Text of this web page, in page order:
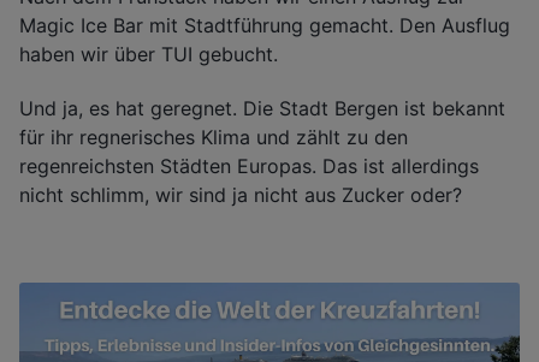
Magic Ice Bar mit Stadtführung gemacht. Den Ausflug
haben wir über TUI gebucht.
Und ja, es hat geregnet. Die Stadt Bergen ist bekannt
für ihr regnerisches Klima und zählt zu den
regenreichsten Städten Europas. Das ist allerdings
nicht schlimm, wir sind ja nicht aus Zucker oder?